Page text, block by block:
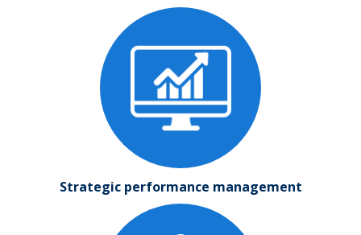
Strategic performance management